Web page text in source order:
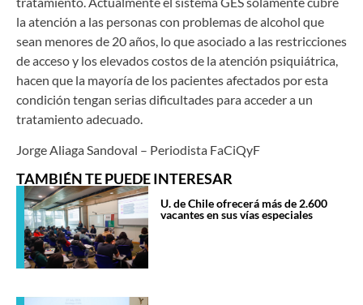
la atención a las personas con problemas de alcohol que
sean menores de 20 años, lo que asociado a las restricciones
de acceso y los elevados costos de la atención psiquiátrica,
hacen que la mayoría de los pacientes afectados por esta
condición tengan serias dificultades para acceder a un
tratamiento adecuado.
Jorge Aliaga Sandoval – Periodista FaCiQyF
TAMBIÉN TE PUEDE INTERESAR
U. de Chile ofrecerá más de 2.600
vacantes en sus vías especiales